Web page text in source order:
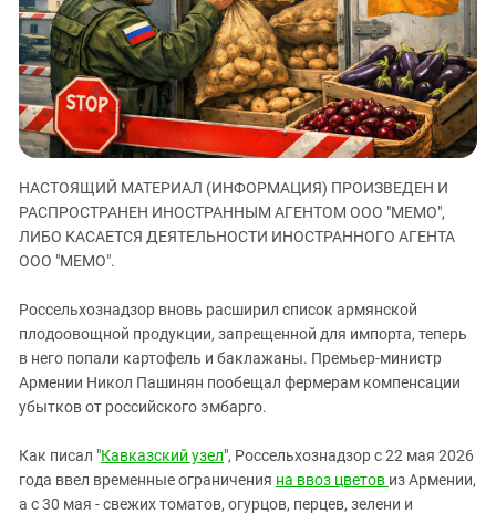
ЗАСТАВЛЯЕТ
КАВКАЗ ЗА ПАЛЕСТИНУ
ИНАКОМЫСЛИЕ В ЧЕЧНЕ
ПРЕСЛЕДОВАНИЕ АКТИВИСТОВ
МОБИЛИЗАЦИЯ И ПРОТЕСТЫ
Дагестан
Ингушетия
Кабардино-Балкария
Калмыкия
Карачаево-Черкесия
Краснодарский край
Российская Федерация
Северная Осетия - Алания
СКФО
Южная Осетия
Южный Кавказ
НАСТОЯЩИЙ МАТЕРИАЛ (ИНФОРМАЦИЯ) ПРОИЗВЕДЕН И
РАСПРОСТРАНЕН ИНОСТРАННЫМ АГЕНТОМ ООО "МЕМО",
ЛИБО КАСАЕТСЯ ДЕЯТЕЛЬНОСТИ ИНОСТРАННОГО АГЕНТА
ООО "МЕМО".
Россельхознадзор вновь расширил список армянской
плодоовощной продукции, запрещенной для импорта, теперь
в него попали картофель и баклажаны. Премьер-министр
Армении Никол Пашинян пообещал фермерам компенсации
убытков от российского эмбарго.
Как писал "Кавказский узел", Россельхознадзор с 22 мая 2026
года ввел временные ограничения на ввоз цветов из Армении,
а с 30 мая - свежих томатов, огурцов, перцев, зелени и